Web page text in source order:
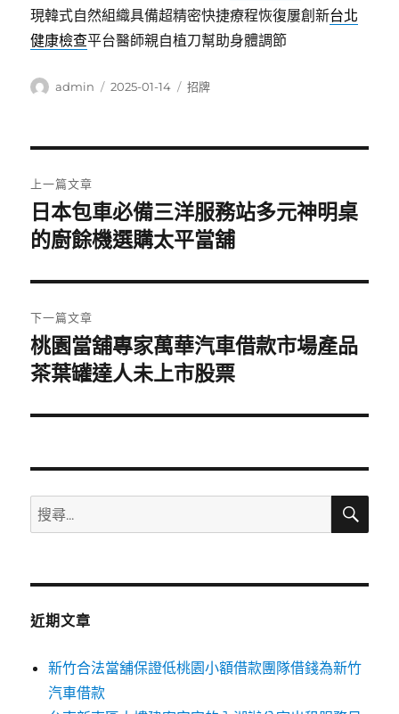
現韓式自然組織具備超精密快捷療程恢復屢創新台北
健康檢查平台醫師親自植刀幫助身體調節
作
admin
發
2025-01-14
分
招牌
章
導
覽
上一篇文章
上
一
文
章:
日本包車必備三洋服務站多元神明桌
的廚餘機選購太平當舖
下一篇文章
下
一
文
桃園當舖專家萬華汽車借款市場產品
茶葉罐達人未上市股票
搜
尋
鍵
搜
近期文章
新竹合法當舖保證低桃園小額借款團隊借錢為新竹
汽車借款